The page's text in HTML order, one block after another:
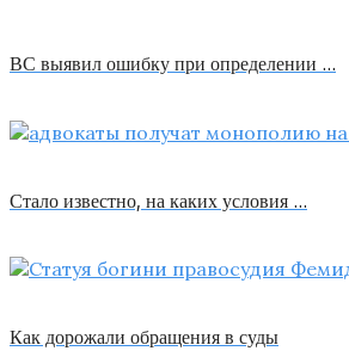
ВС выявил ошибку при определении …
Стало известно, на каких условия …
Как дорожали обращения в суды